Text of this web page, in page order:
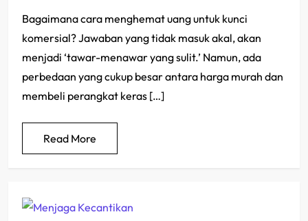
Bagaimana cara menghemat uang untuk kunci
komersial? Jawaban yang tidak masuk akal, akan
menjadi ‘tawar-menawar yang sulit.’ Namun, ada
perbedaan yang cukup besar antara harga murah dan
membeli perangkat keras […]
Read More